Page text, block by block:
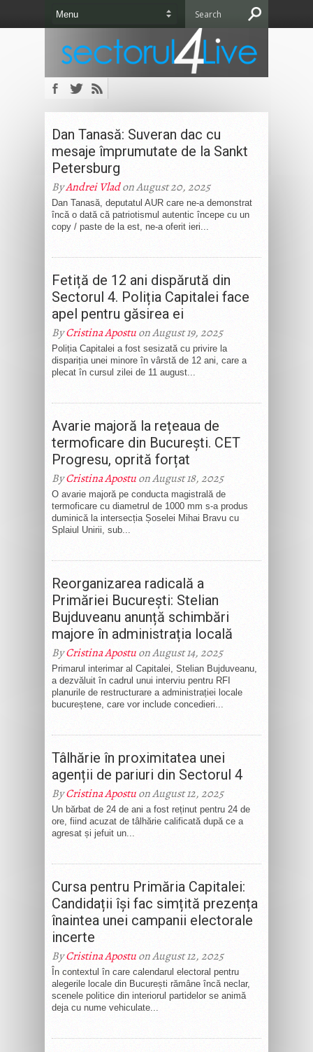
Dan Tanasă: Suveran dac cu
mesaje împrumutate de la Sankt
Petersburg
ByAndrei Vladon August 20, 2025
Dan Tanasă, deputatul AUR care ne-a demonstrat
încă o dată că patriotismul autentic începe cu un
copy / paste de la est, ne-a oferit ieri...
Fetiță de 12 ani dispărută din
Sectorul 4. Poliția Capitalei face
apel pentru găsirea ei
ByCristina Apostuon August 19, 2025
Poliția Capitalei a fost sesizată cu privire la
dispariția unei minore în vârstă de 12 ani, care a
plecat în cursul zilei de 11 august...
Avarie majoră la rețeaua de
termoficare din București. CET
Progresu, oprită forțat
ByCristina Apostuon August 18, 2025
O avarie majoră pe conducta magistrală de
termoficare cu diametrul de 1000 mm s-a produs
duminică la intersecția Șoselei Mihai Bravu cu
Splaiul Unirii, sub...
Reorganizarea radicală a
Primăriei București: Stelian
Bujduveanu anunță schimbări
majore în administrația locală
ByCristina Apostuon August 14, 2025
Primarul interimar al Capitalei, Stelian Bujduveanu,
a dezvăluit în cadrul unui interviu pentru RFI
planurile de restructurare a administrației locale
bucureștene, care vor include concedieri...
Tâlhărie în proximitatea unei
agenții de pariuri din Sectorul 4
ByCristina Apostuon August 12, 2025
Un bărbat de 24 de ani a fost reținut pentru 24 de
ore, fiind acuzat de tâlhărie calificată după ce a
agresat și jefuit un...
Cursa pentru Primăria Capitalei:
Candidații își fac simțită prezența
înaintea unei campanii electorale
incerte
ByCristina Apostuon August 12, 2025
În contextul în care calendarul electoral pentru
alegerile locale din București rămâne încă neclar,
scenele politice din interiorul partidelor se animă
deja cu nume vehiculate...